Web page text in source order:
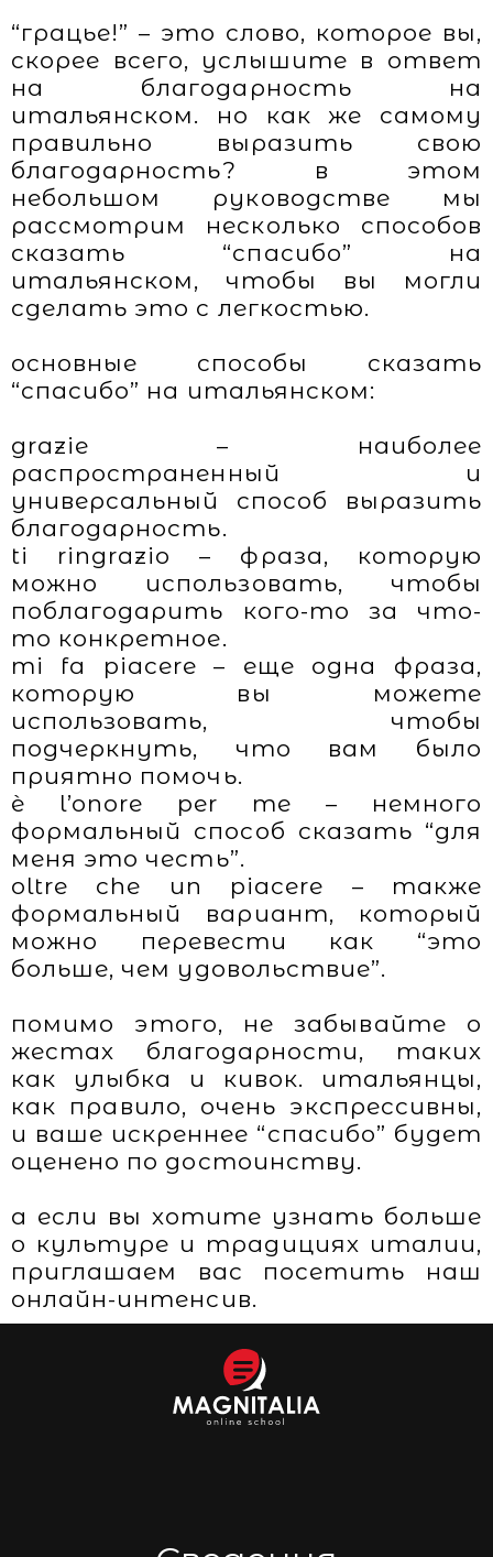
“грацье!” – это слово, которое вы,
скорее всего, услышите в ответ
на благодарность на
итальянском. но как же самому
правильно выразить свою
благодарность? в этом
небольшом руководстве мы
рассмотрим несколько способов
сказать “спасибо” на
итальянском, чтобы вы могли
сделать это с легкостью.
основные способы сказать
“спасибо” на итальянском:
grazie – наиболее
распространенный и
универсальный способ выразить
благодарность.
ti ringrazio – фраза, которую
можно использовать, чтобы
поблагодарить кого-то за что-
то конкретное.
mi fa piacere – еще одна фраза,
которую вы можете
использовать, чтобы
подчеркнуть, что вам было
приятно помочь.
è l’onore per me – немного
формальный способ сказать “для
меня это честь”.
oltre che un piacere – также
формальный вариант, который
можно перевести как “это
больше, чем удовольствие”.
помимо этого, не забывайте о
жестах благодарности, таких
как улыбка и кивок. итальянцы,
как правило, очень экспрессивны,
и ваше искреннее “спасибо” будет
оценено по достоинству.
а если вы хотите узнать больше
о культуре и традициях италии,
приглашаем вас посетить наш
онлайн-интенсив.